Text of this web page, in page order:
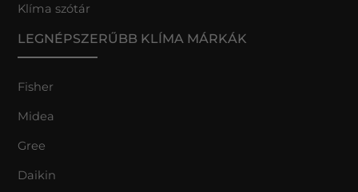
Klíma szótár
LEGNÉPSZERŰBB KLÍMA MÁRKÁK
Fisher
Midea
Gree
Daikin